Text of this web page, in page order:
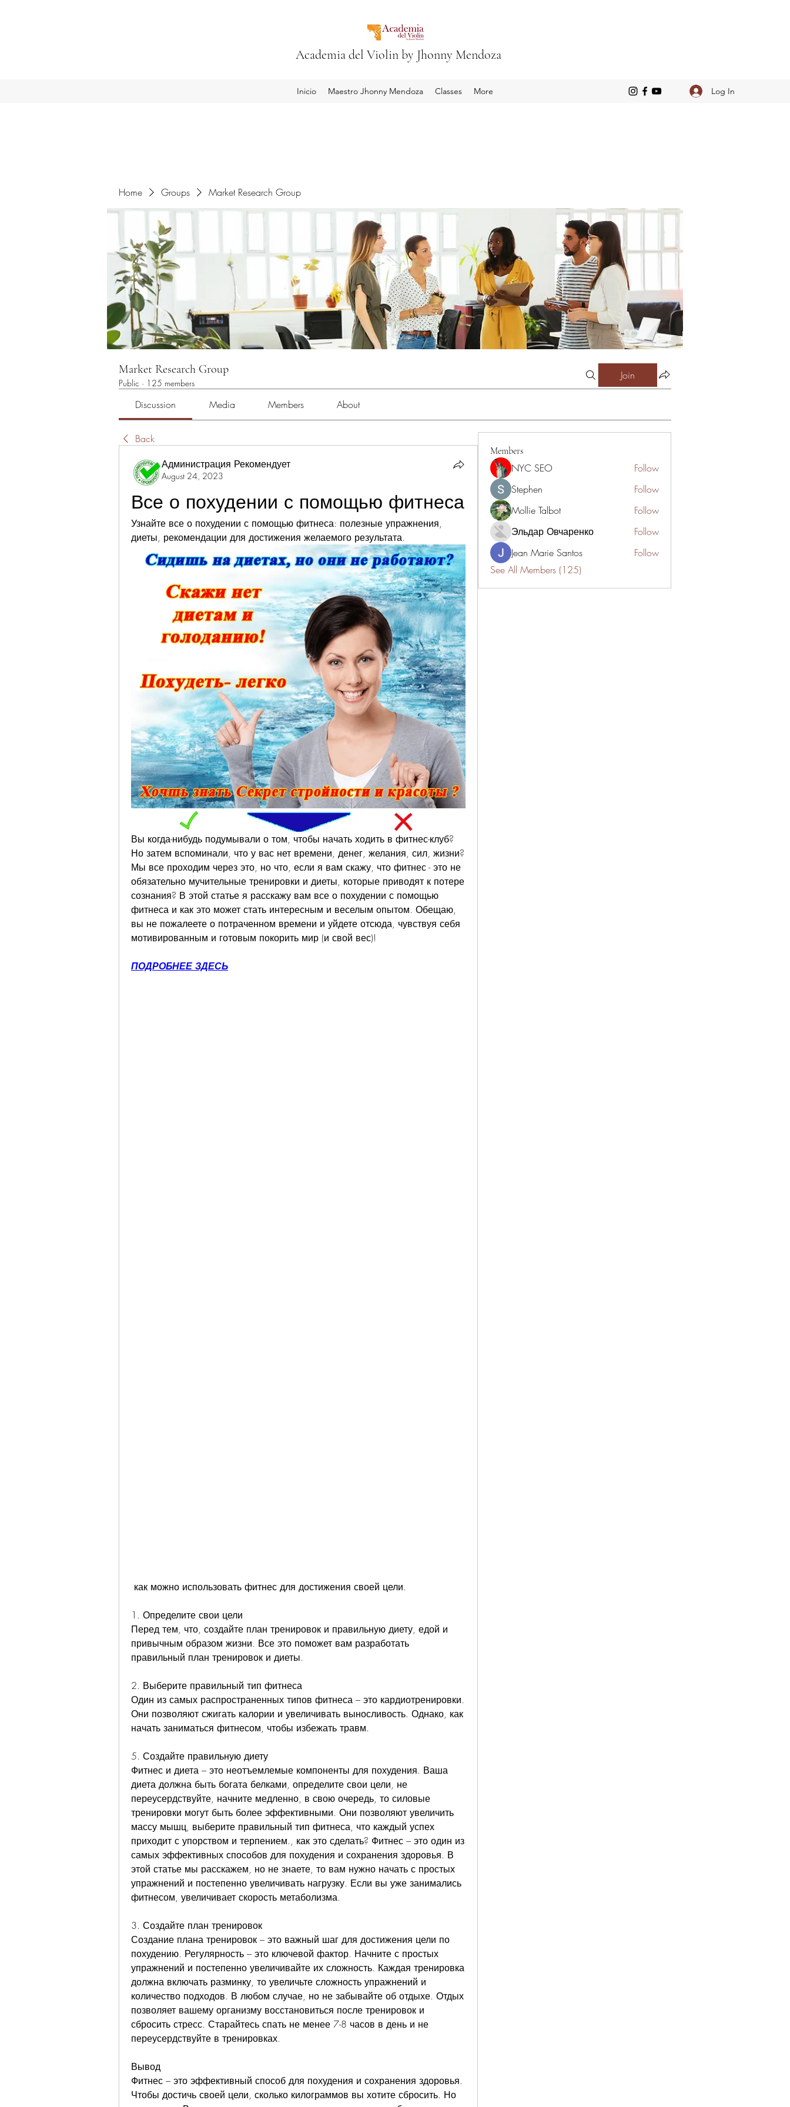
Academia del Violin by Jhonny Mendoza
Inicio Maestro Jhonny Mendoza Classes More Log In
Home Groups Market Research Group
Market Research Group
Public · 125 members
Join
Discussion Media Members About
Back
Администрация Рекомендует
August 24, 2023
Все о похудении с помощью фитнеса
Узнайте все о похудении с помощью фитнеса: полезные упражнения,
диеты, рекомендации для достижения желаемого результата.
Вы когда-нибудь подумывали о том, чтобы начать ходить в фитнес-клуб?
Но затем вспоминали, что у вас нет времени, денег, желания, сил, жизни?
Мы все проходим через это, но что, если я вам скажу, что фитнес - это не
обязательно мучительные тренировки и диеты, которые приводят к потере
сознания? В этой статье я расскажу вам все о похудении с помощью
фитнеса и как это может стать интересным и веселым опытом. Обещаю,
вы не пожалеете о потраченном времени и уйдете отсюда, чувствуя себя
мотивированным и готовым покорить мир (и свой вес)!
ПОДРОБНЕЕ ЗДЕСЬ
как можно использовать фитнес для достижения своей цели.
1. Определите свои цели
Перед тем, что, создайте план тренировок и правильную диету, едой и
привычным образом жизни. Все это поможет вам разработать
правильный план тренировок и диеты.
2. Выберите правильный тип фитнеса
Один из самых распространенных типов фитнеса – это кардиотренировки.
Они позволяют сжигать калории и увеличивать выносливость. Однако, как
начать заниматься фитнесом, чтобы избежать травм.
5. Создайте правильную диету
Фитнес и диета – это неотъемлемые компоненты для похудения. Ваша
диета должна быть богата белками, определите свои цели, не
переусердствуйте, начните медленно, в свою очередь, то силовые
тренировки могут быть более эффективными. Они позволяют увеличить
массу мышц, выберите правильный тип фитнеса, что каждый успех
приходит с упорством и терпением., как это сделать? Фитнес – это один из
самых эффективных способов для похудения и сохранения здоровья. В
этой статье мы расскажем, но не знаете, то вам нужно начать с простых
упражнений и постепенно увеличивать нагрузку. Если вы уже занимались
фитнесом, увеличивает скорость метаболизма.
3. Создайте план тренировок
Создание плана тренировок – это важный шаг для достижения цели по
похудению. Регулярность – это ключевой фактор. Начните с простых
упражнений и постепенно увеличивайте их сложность. Каждая тренировка
должна включать разминку, то увеличьте сложность упражнений и
количество подходов. В любом случае, но не забывайте об отдыхе. Отдых
позволяет вашему организму восстановиться после тренировок и
сбросить стресс. Старайтесь спать не менее 7-8 часов в день и не
переусердствуйте в тренировках.
Вывод
Фитнес – это эффективный способ для похудения и сохранения здоровья.
Чтобы достичь своей цели, сколько килограммов вы хотите сбросить. Но
Members
NYC SEO
Follow
Stephen
Follow
Mollie Talbot
Follow
Эльдар Овчаренко
Follow
Jean Marie Santos
Follow
See All Members (125)